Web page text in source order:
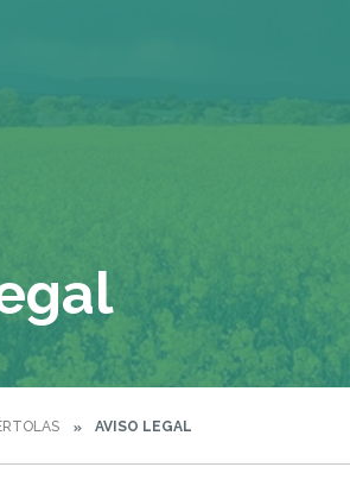
AVISO LEGAL